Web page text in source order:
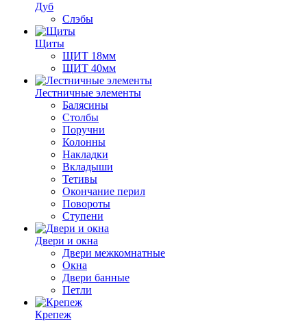
Дуб
Слэбы
Щиты
ЩИТ 18мм
ЩИТ 40мм
Лестничные элементы
Балясины
Столбы
Поручни
Колонны
Накладки
Вкладыши
Тетивы
Окончание перил
Повороты
Ступени
Двери и окна
Двери межкомнатные
Окна
Двери банные
Петли
Крепеж